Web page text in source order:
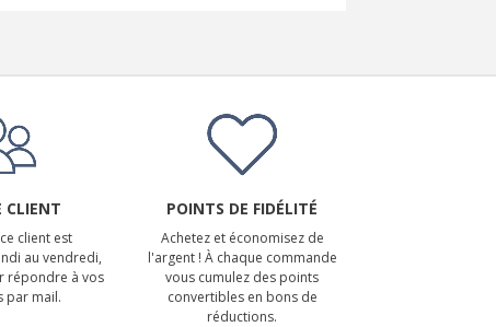
CLIENT
client est
au vendredi,
répondre à vos
par mail.
POINTS DE FIDÉLITÉ
Achetez et économisez de
l'argent ! À chaque commande
vous cumulez des points
convertibles en bons de
réductions.